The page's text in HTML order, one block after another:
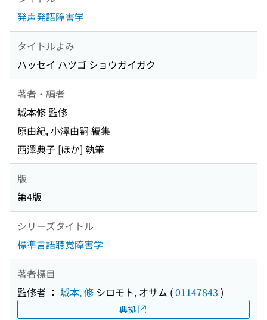
発声発語障害学
タイトルよみ
ハッセイ ハツゴ ショウガイガク
著者・編者
城本修 監修
原由紀, 小澤由嗣 編集
西澤典子 [ほか] 執筆
版
第4版
シリーズタイトル
標準言語聴覚障害学
著者標目
監修者 ： 城本, 修 シロモト, オサム (01147843 )
典拠